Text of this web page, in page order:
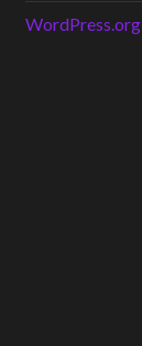
WordPress.org